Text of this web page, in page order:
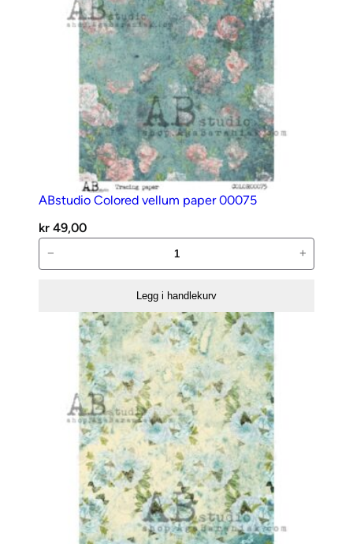
ABstudio Colored vellum paper 00075
kr 49,00
Colored
− +
Legg i handlekurv